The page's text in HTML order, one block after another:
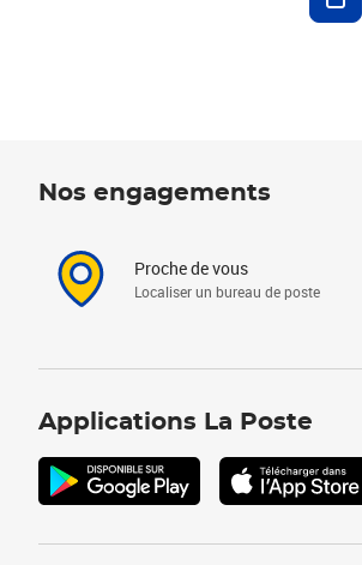
Nos engagements
Proche de vous
Localiser un bureau de poste
Applications La Poste